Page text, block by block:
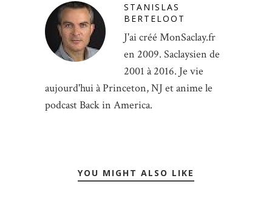
STANISLAS
BERTELOOT
J'ai créé MonSaclay.fr
en 2009. Saclaysien de
2001 à 2016. Je vie
aujourd'hui à Princeton, NJ et anime le
podcast Back in America.
YOU MIGHT ALSO LIKE